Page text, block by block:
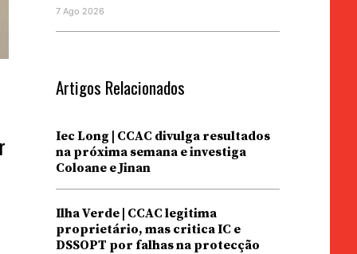
7 Ago 2026
Artigos Relacionados
Iec Long | CCAC divulga resultados
na próxima semana e investiga
Coloane e Jinan
Ilha Verde | CCAC legitima
proprietário, mas critica IC e
DSSOPT por falhas na protecção